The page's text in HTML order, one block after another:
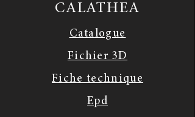
CALATHEA
Catalogue
Fichier 3D
Fiche technique
Epd